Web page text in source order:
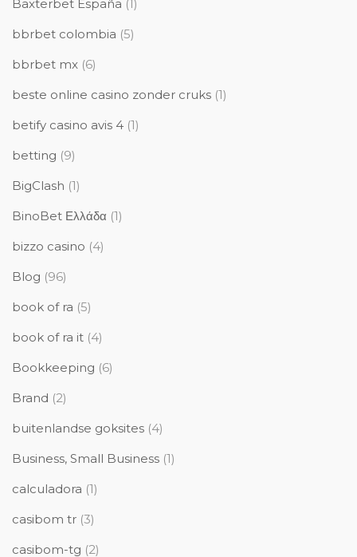
Baxterbet España (1)
bbrbet colombia (5)
bbrbet mx (6)
beste online casino zonder cruks (1)
betify casino avis 4 (1)
betting (9)
BigClash (1)
BinoBet Ελλάδα (1)
bizzo casino (4)
Blog (96)
book of ra (5)
book of ra it (4)
Bookkeeping (6)
Brand (2)
buitenlandse goksites (4)
Business, Small Business (1)
calculadora (1)
casibom tr (3)
casibom-tg (2)